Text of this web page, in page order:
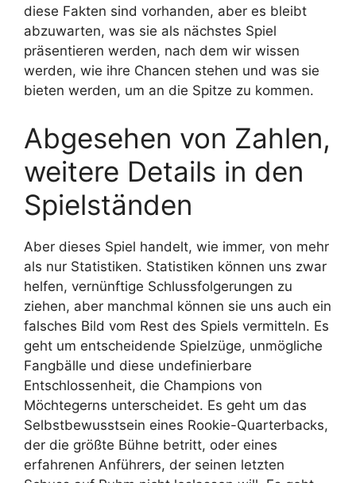
diese Fakten sind vorhanden, aber es bleibt
abzuwarten, was sie als nächstes Spiel
präsentieren werden, nach dem wir wissen
werden, wie ihre Chancen stehen und was sie
bieten werden, um an die Spitze zu kommen.
Abgesehen von Zahlen,
weitere Details in den
Spielständen
Aber dieses Spiel handelt, wie immer, von mehr
als nur Statistiken. Statistiken können uns zwar
helfen, vernünftige Schlussfolgerungen zu
ziehen, aber manchmal können sie uns auch ein
falsches Bild vom Rest des Spiels vermitteln. Es
geht um entscheidende Spielzüge, unmögliche
Fangbälle und diese undefinierbare
Entschlossenheit, die Champions von
Möchtegerns unterscheidet. Es geht um das
Selbstbewusstsein eines Rookie-Quarterbacks,
der die größte Bühne betritt, oder eines
erfahrenen Anführers, der seinen letzten